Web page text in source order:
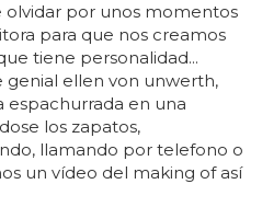
olvidar por unos momentos
para que nos creamos
tiene personalidad...
ellen von unwerth,
espachurrada en una
los zapatos,
llamando por telefono o
un vídeo del making of así